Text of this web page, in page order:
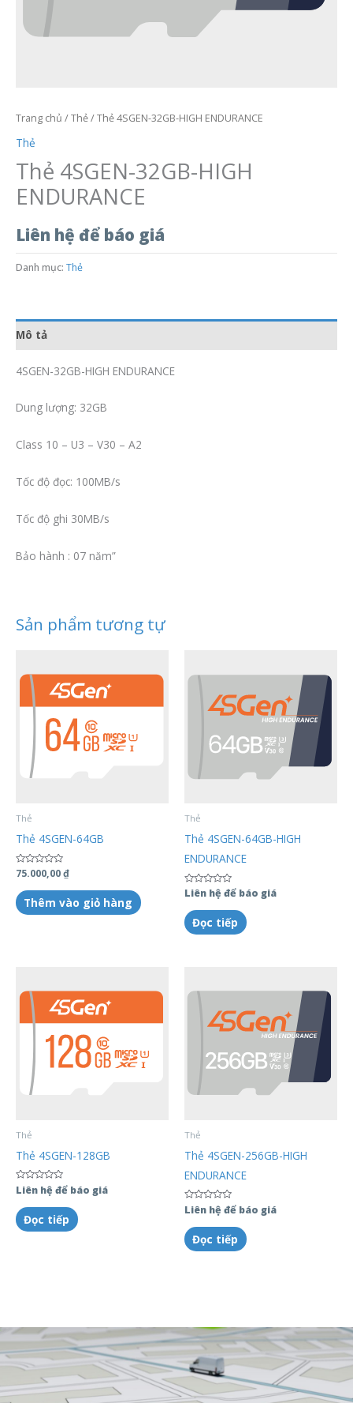
Trang chủ /Thẻ/ Thẻ 4SGEN-32GB-HIGH ENDURANCE
Thẻ
Thẻ 4SGEN-32GB-HIGH
ENDURANCE
Liên hệ để báo giá
Danh mục: Thẻ
Mô tả
4SGEN-32GB-HIGH ENDURANCE
Dung lượng: 32GB
Class 10 – U3 – V30 – A2
Tốc độ đọc: 100MB/s
Tốc độ ghi 30MB/s
Bảo hành : 07 năm”
Sản phẩm tương tự
Thẻ
Thẻ 4SGEN-64GB
Được
hạng
0
5
sao
75.000,00₫
Thêm vào giỏ hàng
Thẻ
Thẻ 4SGEN-64GB-HIGH
ENDURANCE
Được
hạng
0
5
sao
Liên hệ để báo giá
Đọc tiếp
Thẻ
Thẻ 4SGEN-128GB
Được
xếp
hạng
0
5
sao
Liên hệ để báo giá
Đọc tiếp
Thẻ
Thẻ 4SGEN-256GB-HIGH
ENDURANCE
Được
xếp
hạng
0
5
sao
Liên hệ để báo giá
Đọc tiếp